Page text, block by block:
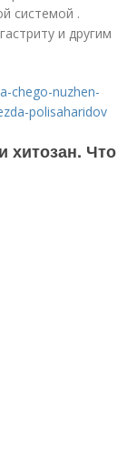
системой .
и другим
chego-nuzhen-
polisaharidov
хитозан. Что